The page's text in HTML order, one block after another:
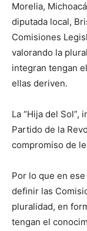
Morelia,
diputada local,
Comisiones
valorando la
integran tengan
ellas deriven.
La “Hija del
Partido de la
compromiso de
Por lo que en
definir las
pluralidad, en
tengan el